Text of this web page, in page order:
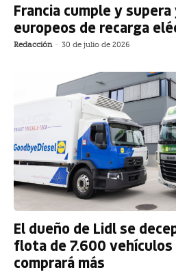
Francia cumple y
europeos de recarga
Redacción - 30 de julio de 2026
El dueño de Lidl se
flota de 7.600
comprará más